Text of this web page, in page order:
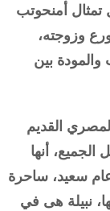
تمثال أمنحوتب
وزوجته،
والمودة بين
القديم
أنها
سعيد، ساحرة
نبيلة هى في